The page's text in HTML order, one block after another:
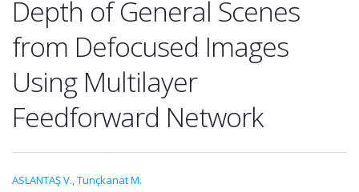
Depth of General Scenes
from Defocused Images
Using Multilayer
Feedforward Network
ASLANTAŞ V.,Tunçkanat M.